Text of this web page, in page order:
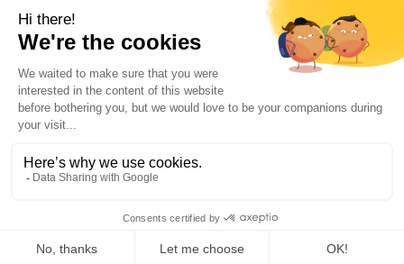
LANGUES
Français
English
2026Swiftask. Tous droits réservés.